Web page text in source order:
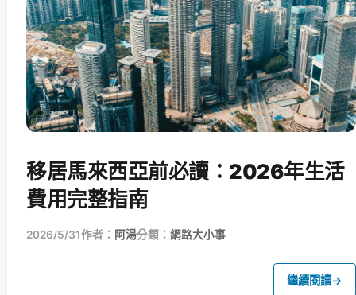
移居馬來西亞前必讀：2026年生活
費用完整指南
2026/5/31作者： 阿湯分類： 網路大小事
繼續閱讀→